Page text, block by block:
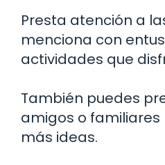
Presta atención a
menciona con
actividades que
También puedes
amigos o
más ideas.